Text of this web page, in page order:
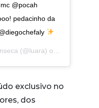
@pocah
pedacinho da
(@luara) on
exclusivo no
dos